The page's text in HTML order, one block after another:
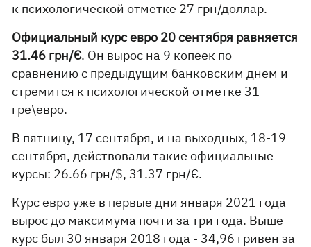
к психологической отметке 27 грн/доллар.
Официальный курс евро 20 сентября равняется
31.46 грн/€. Он вырос на 9 копеек по
сравнению с предыдущим банковским днем и
стремится к психологической отметке 31
гре\евро.
В пятницу, 17 сентября, и на выходных, 18-19
сентября, действовали такие официальные
курсы: 26.66 грн/$, 31.37 грн/€.
Курс евро уже в первые дни января 2021 года
вырос до максимума почти за три года. Выше
курс был 30 января 2018 года - 34,96 гривен за